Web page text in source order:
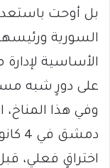
بل أوحت
السورية
الأساسية لإدارة
على دورٍ شبه
وفي هذا المناخ،
اختراقٍ فعلي،